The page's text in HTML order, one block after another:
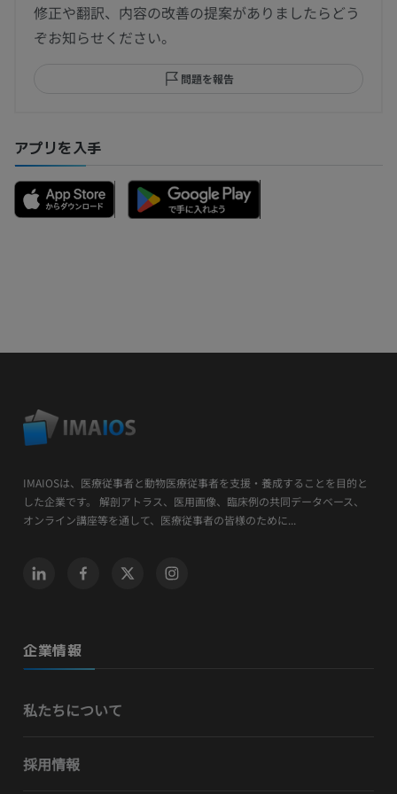
修正や翻訳、内容の改善の提案がありましたらどう
ぞお知らせください。
問題を報告
アプリを入手
IMAIOSは、医療従事者と動物医療従事者を支援・養成することを目的と
した企業です。 解剖アトラス、医用画像、臨床例の共同データベース、
オンライン講座等を通して、医療従事者の皆様のために...
企業情報
私たちについて
採用情報